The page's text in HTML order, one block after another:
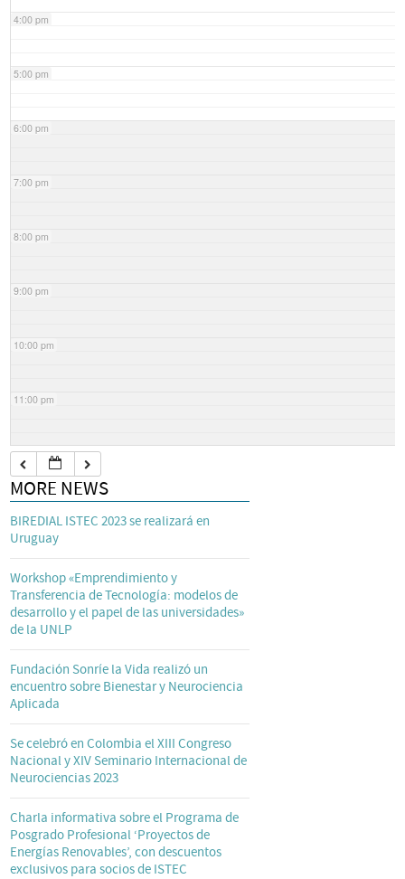
4:00 pm
5:00 pm
6:00 pm
7:00 pm
8:00 pm
9:00 pm
10:00 pm
11:00 pm
MORE NEWS
BIREDIAL ISTEC 2023 se realizará en
Uruguay
Workshop «Emprendimiento y
Transferencia de Tecnología: modelos de
desarrollo y el papel de las universidades»
de la UNLP
Fundación Sonríe la Vida realizó un
encuentro sobre Bienestar y Neurociencia
Aplicada
Se celebró en Colombia el XIII Congreso
Nacional y XIV Seminario Internacional de
Neurociencias 2023
Charla informativa sobre el Programa de
Posgrado Profesional ‘Proyectos de
Energías Renovables’, con descuentos
exclusivos para socios de ISTEC